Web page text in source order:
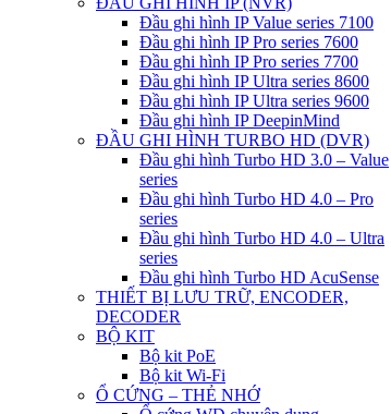
Đầu ghi hình IP Value series 7100
Đầu ghi hình IP Pro series 7600
Đầu ghi hình IP Pro series 7700
Đầu ghi hình IP Ultra series 8600
Đầu ghi hình IP Ultra series 9600
Đầu ghi hình IP DeepinMind
ĐẦU GHI HÌNH TURBO HD (DVR)
Đầu ghi hình Turbo HD 3.0 – Value
series
Đầu ghi hình Turbo HD 4.0 – Pro
series
Đầu ghi hình Turbo HD 4.0 – Ultra
series
Đầu ghi hình Turbo HD AcuSense
THIẾT BỊ LƯU TRỮ, ENCODER,
DECODER
BỘ KIT
Bộ kit PoE
Bộ kit Wi-Fi
Ổ CỨNG – THẺ NHỚ